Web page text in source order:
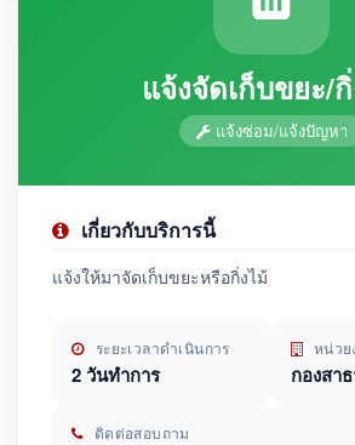
แจ้งจัดเก็บขยะ/
แจ้งซ่อม/แจ้งปัญหา
เกี่ยวกับบริการนี้
แจ้งให้มาจัดเก็บขยะหรือกิ่งไม้
ระยะเวลาดำเนินการ
2 วันทำการ
หน่วย
กองสา
ติดต่อสอบถาม